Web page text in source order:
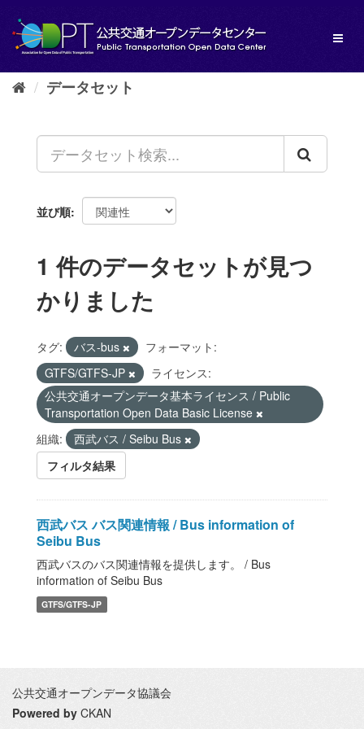
し
データセット
並び順
1 件のデータセットが見つ
かりました
タグ: バス-bus
フォーマット:
GTFS/GTFS-JP
ライセンス:
公共交通オープンデータ基本ライセンス / Public
Transportation Open Data Basic License
組織:
西武バス / Seibu Bus
フィルタ結果
西武バス バス関連情報 / Bus information of
Seibu Bus
西武バスのバス関連情報を提供します。 / Bus
information of Seibu Bus
GTFS/GTFS-JP
公共交通オープンデータ協議会
Powered by CKAN